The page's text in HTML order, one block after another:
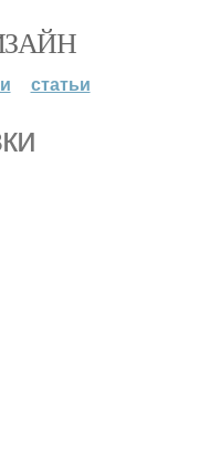
статьи